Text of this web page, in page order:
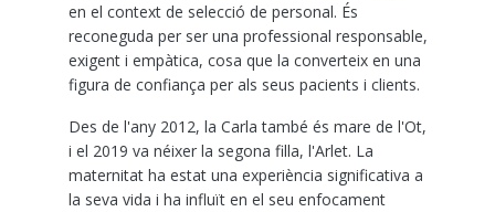
en el context de selecció de personal. És
reconeguda per ser una professional responsable,
exigent i empàtica, cosa que la converteix en una
figura de confiança per als seus pacients i clients.
Des de l'any 2012, la Carla també és mare de l'Ot,
i el 2019 va néixer la segona filla, l'Arlet. La
maternitat ha estat una experiència significativa a
la seva vida i ha influït en el seu enfocament